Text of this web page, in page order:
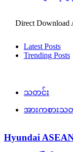
Direct Download
Latest Posts
Trending Posts
သတင်း
အားကစားသ
Hyundai